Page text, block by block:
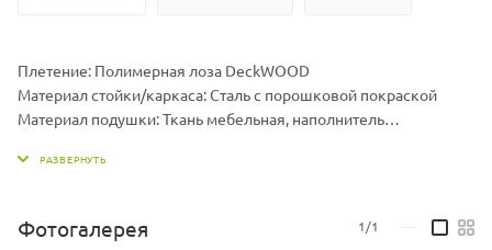
Плетение: Полимерная лоза DeckWOOD
Материал стойки/каркаса: Сталь с порошковой покраской
Материал подушки: Ткань мебельная, наполнитель
Размер гамака ДхШхВ, мм: 960 х 1300 х 710
Вес стойки, кг: 19,5
Фотогалерея 1/1